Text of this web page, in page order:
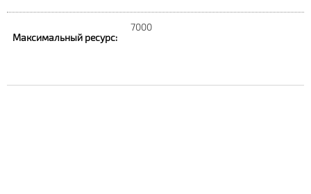
Максимальный ресурс:
7000